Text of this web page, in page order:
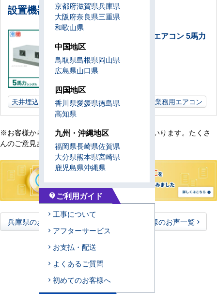
設置機器一覧
天井埋込ダクト形 業務用エアコン 5馬力
シングル
設置数：1式
天井埋込ダクト形 5馬力 事務所 業務用エアコン
※お客様からの貴重なご意見は随時更新してまいります。たくさ
んのご意見ありがとうございました。
兵庫県のお客様のお声一覧 全国のお客様のお声一覧
京都府滋賀県兵庫県
大阪府奈良県三重県
和歌山県
中国地区
鳥取県島根県岡山県
広島県山口県
四国地区
香川県愛媛県徳島県
高知県
九州・沖縄地区
福岡県長崎県佐賀県
大分県熊本県宮崎県
鹿児島県沖縄県
contact_support ご利用ガイド
工事について
アフターサービス
お支払・配送
よくあるご質問
初めてのお客様へ